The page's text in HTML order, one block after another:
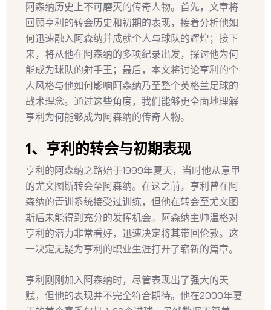
阿森纳历史上不可磨灭的传奇人物。首先，文章将
回顾亨利的转会历史和初期的表现，接着分析他如
何迅速融入阿森纳并成就个人与球队的辉煌；接下
来，将从他在阿森纳的多项纪录出发，探讨他为何
能成为球队的射手王；最后，本文将讨论亨利的个
人风格与他如何影响阿森纳乃至整个英格兰足球的
战术理念。通过这些角度，我们能够更全面地理解
亨利为何能够成为阿森纳的传奇人物。
1、亨利的转会与初期表现
亨利的阿森纳之路始于1999年夏天，当时他从意甲
的尤文图斯转会至阿森纳。在这之前，亨利曾在阿
森纳的青训系统接受过训练，但他在转会至尤文图
斯后未能得到充分的发挥机会。阿森纳主帅温格对
亨利的潜力非常看好，迅速决定将其带回伦敦。这
一决定无疑为亨利的职业生涯打开了崭新的篇章。
亨利刚刚加入阿森纳时，尽管表现出了强大的天
赋，但他的表现并不完全符合期待。他在2000年夏